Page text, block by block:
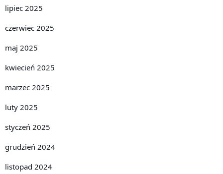
lipiec 2025
czerwiec 2025
maj 2025
kwiecień 2025
marzec 2025
luty 2025
styczeń 2025
grudzień 2024
listopad 2024